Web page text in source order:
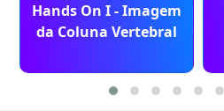
Hands On I - Imagem
da Coluna Vertebral